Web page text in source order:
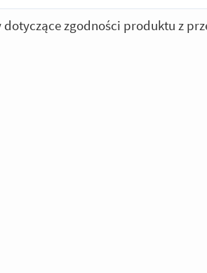
dotyczące zgodności produktu z